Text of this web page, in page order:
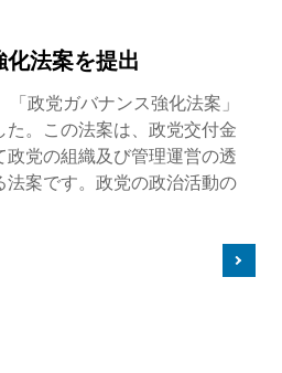
法案を提出
政党ガバナンス強化法案」
た。この法案は、政党交付金
政党の組織及び管理運営の透
案です。政党の政治活動の